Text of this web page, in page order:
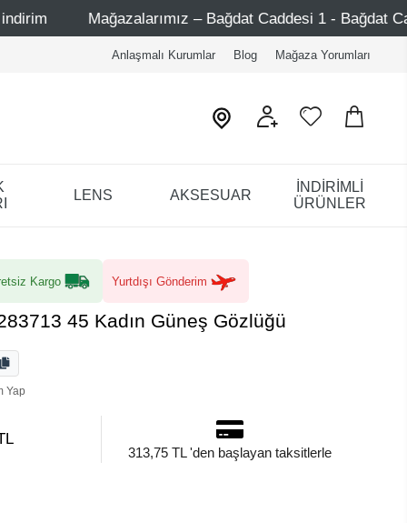
– Bağdat Caddesi 1 - Bağdat Caddesi 2 -
Anlaşmalı Kurumlar Blog Mağaza Yorumları
LENS AKSESUAR
İNDİRİMLİ
ÜRÜNLER
Kargo Yurtdışı Gönderim
45 Kadın Güneş Gözlüğü
Yap
313,75 TL 'den başlayan taksitlerle